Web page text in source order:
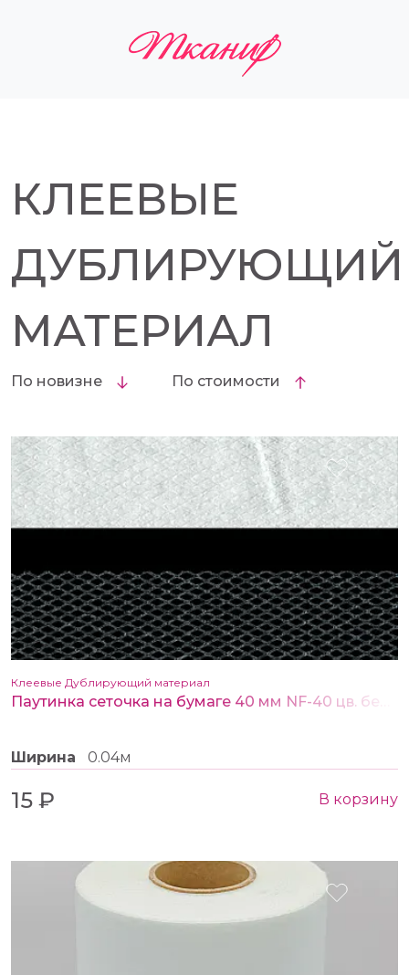
КЛЕЕВЫЕ
ДУБЛИРУЮЩИЙ
МАТЕРИАЛ
По новизне По стоимости
Клеевые Дублирующий материал
Ширина 0.04м
15 ₽ В корзину